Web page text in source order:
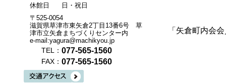
休館日
日・祝日
〒525-0054
滋賀県草津市東矢倉2丁目13番6号 草
津市立矢倉まちづくりセンター内
e-mail:yagura@machikyou.jp
TEL： 077-565-1560
FAX： 077-565-1560
「矢倉町内会